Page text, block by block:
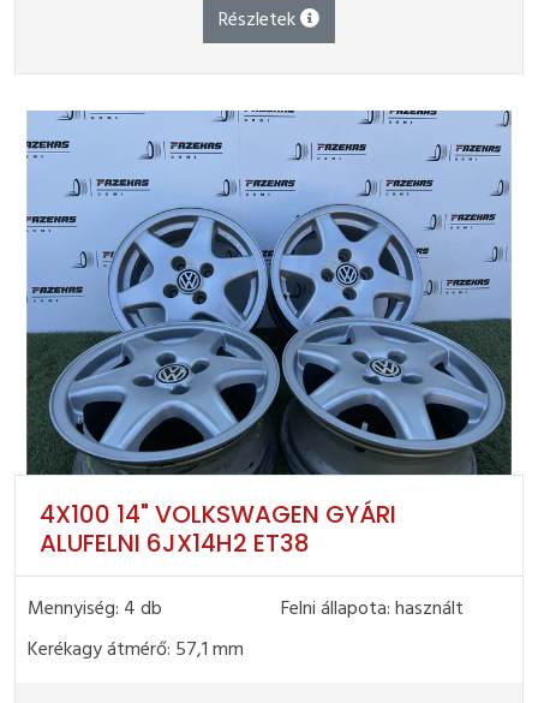
Részletek
4X100 14" VOLKSWAGEN GYÁRI
ALUFELNI 6JX14H2 ET38
Mennyiség: 4 db
Felni állapota: használt
Kerékagy átmérő: 57,1 mm